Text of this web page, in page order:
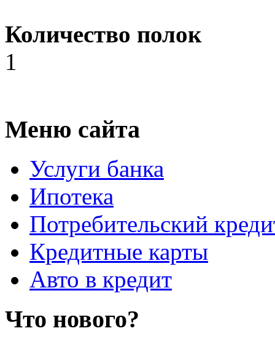
Количество полок
1
Меню сайта
Услуги банка
Ипотека
Потребительский
Кредитные карты
Авто в кредит
Что нового?